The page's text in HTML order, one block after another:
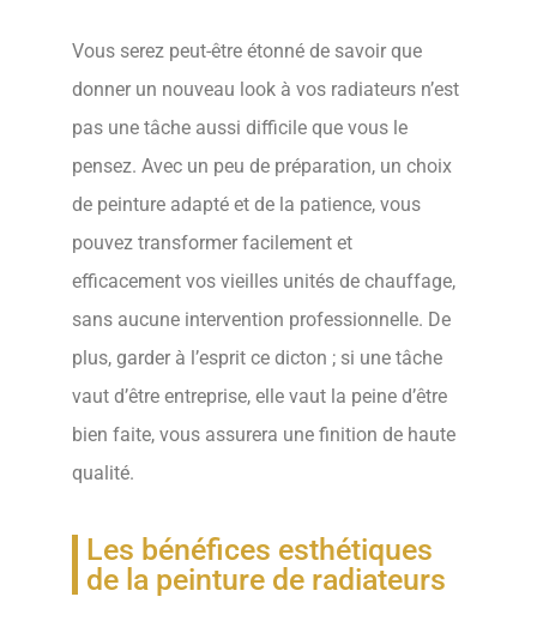
Vous serez peut-être étonné de savoir que
donner un nouveau look à vos radiateurs n’est
pas une tâche aussi difficile que vous le
pensez. Avec un peu de préparation, un choix
de peinture adapté et de la patience, vous
pouvez transformer facilement et
efficacement vos vieilles unités de chauffage,
sans aucune intervention professionnelle. De
plus, garder à l’esprit ce dicton ; si une tâche
vaut d’être entreprise, elle vaut la peine d’être
bien faite, vous assurera une finition de haute
qualité.
Les bénéfices esthétiques
de la peinture de radiateurs